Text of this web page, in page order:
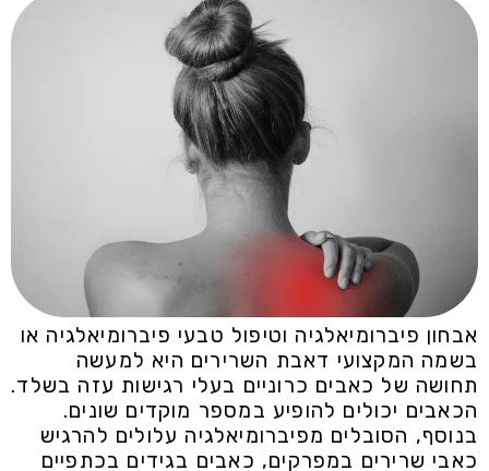
אבחון פיברומיאלגיה וטיפול טבעי פיברומיאלגיה או
בשמה המקצועי דאבת השרירים היא למעשה
תחושה של כאבים כרוניים בעלי רגישות עזה בשלד.
הכאבים יכולים להופיע במספר מוקדים שונים.
בנוסף, הסובלים מפיברומיאלגיה עלולים להרגיש
כאבי שרירים במפרקים, כאבים בגידים בכתפיים